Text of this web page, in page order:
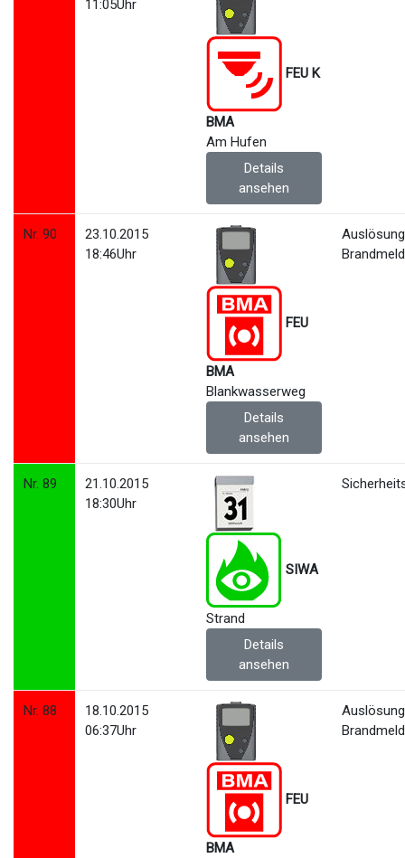
11:05Uhr
FEU K
BMA
Am Hufen
Details
ansehen
Nr. 90
23.10.2015
18:46Uhr
FEU
BMA
Blankwasserweg
Details
ansehen
Auslösung
Nr. 89
21.10.2015
18:30Uhr
SIWA
Strand
Details
ansehen
Nr. 88
18.10.2015
06:37Uhr
FEU
BMA
Auslösung